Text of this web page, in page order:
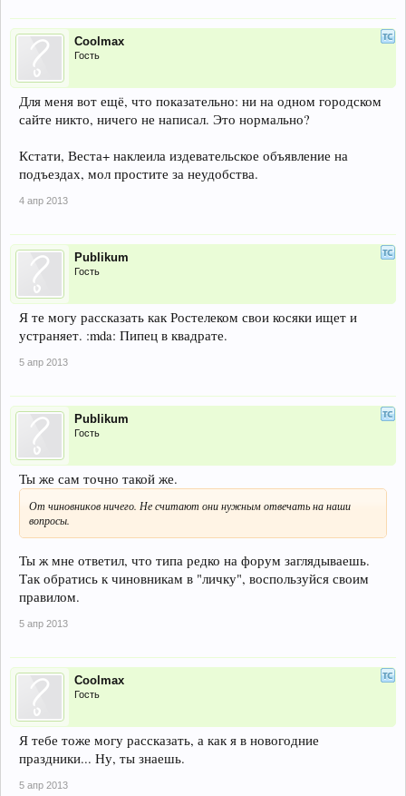
Coolmax
Гость
Для меня вот ещё, что показательно: ни на одном городском
сайте никто, ничего не написал. Это нормально?
Кстати, Веста+ наклеила издевательское объявление на
подъездах, мол простите за неудобства.
4 апр 2013
Publikum
Гость
Я те могу рассказать как Ростелеком свои косяки ищет и
устраняет. :mda: Пипец в квадрате.
5 апр 2013
Publikum
Гость
Ты же сам точно такой же.
От чиновников ничего. Не считают они нужным отвечать на наши
вопросы.
Ты ж мне ответил, что типа редко на форум заглядываешь.
Так обратись к чиновникам в "личку", воспользуйся своим
правилом.
5 апр 2013
Coolmax
Гость
Я тебе тоже могу рассказать, а как я в новогодние
праздники... Ну, ты знаешь.
5 апр 2013